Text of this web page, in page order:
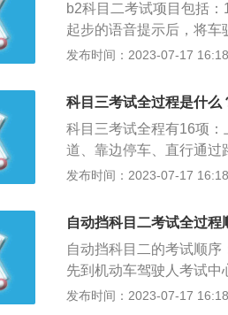
试结束，成绩合格”，如
合格的，本场考试结束。
字，方可离开考试场。不
b2科目二考试项目包括
起步的语音提示后，将
边缘线不超30厘米、不压
入库中，倒车时不得中途
过单边桥：开始通过单
然后向前行驶，使左侧前
即可，右边车轮也是同理
弯道的一端驶入，在行驶
弯的语音响起后，按指定
程中要一次性通过，中
通过限宽门的语音响起
后，从起点倒入乙车库停
发布时间：2023-07-17
科目三考试全过程是什么
科目三考试全程有16项
道、靠边停车、直行通过
过学校区域、通过公共汽
路驾驶技能和安全文明
考试内容不同。考试规
会，预约后可以考试一
预约考试。
发布时间：2023-07-17
自动挡科目二考试全过程
自动挡科目二的考试顺
先到机动车驾驶人考试
序进入候考室，提交档案
发布时间：2023-07-17